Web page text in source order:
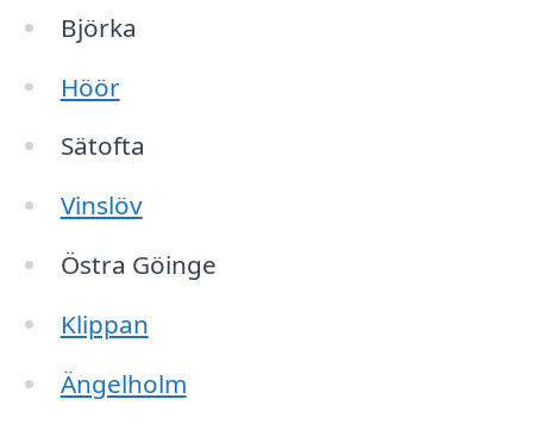
Björka
Höör
Sätofta
Vinslöv
Östra Göinge
Klippan
Ängelholm